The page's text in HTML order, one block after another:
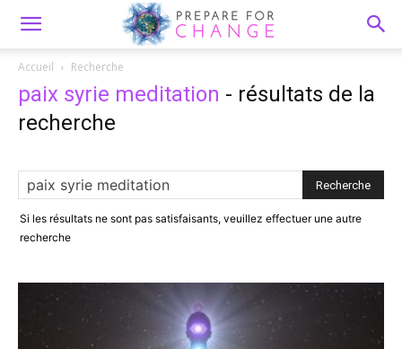
Accueil Recherche
paix syrie meditation - résultats de la
recherche
Si les résultats ne sont pas satisfaisants, veuillez effectuer une autre
recherche